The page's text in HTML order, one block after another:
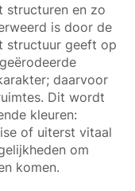
structuren en zo
is door de
structuur geeft op
daarvoor
Dit wordt
kleuren:
of uiterst vitaal
om
komen.